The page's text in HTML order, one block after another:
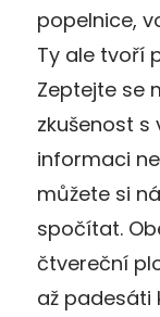
popelnice,
Ty ale tvoří
Zeptejte se
zkušenost s
informaci
můžete si
spočítat.
čtvereční
až padesáti